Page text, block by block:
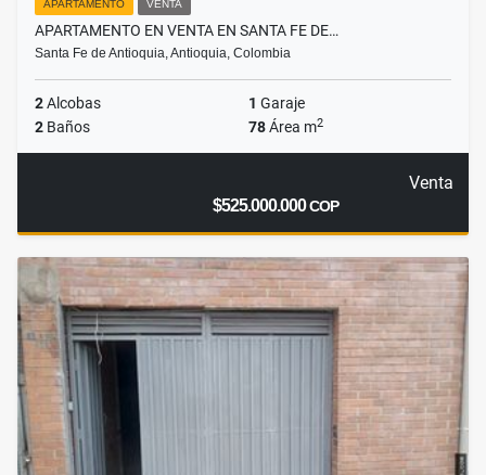
APARTAMENTO VENTA
APARTAMENTO EN VENTA EN SANTA FE DE…
Santa Fe de Antioquia, Antioquia, Colombia
2Alcobas 1 Garaje
2 Baños 78Área m2
Venta
$525.000.000COP